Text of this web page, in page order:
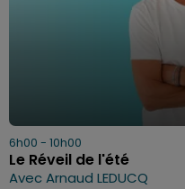
6h00 - 10h00
Le Réveil de l'été
Avec Arnaud LEDUCQ